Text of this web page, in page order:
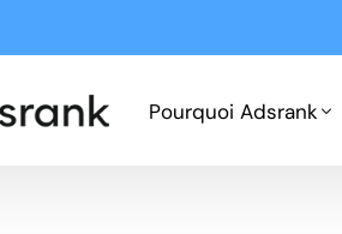
Pourquoi Adsrank